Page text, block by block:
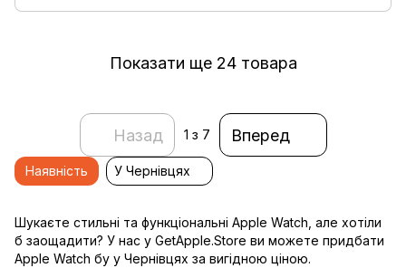
Показати ще 24 товара
Назад 1 з 7 Вперед
Шукаєте стильні та функціональні Apple Watch, але хотіли
б заощадити? У нас у GetApple.Store ви можете придбати
Apple Watch бу у Чернівцях за вигідною ціною.
Наявність У Чернівцях